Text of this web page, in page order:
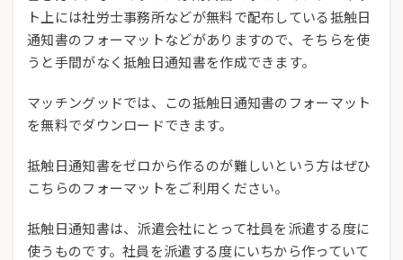
ト上には社労士事務所などが無料で配布している抵触日
通知書のフォーマットなどがありますので、そちらを使
うと手間がなく抵触日通知書を作成できます。
マッチングッドでは、この抵触日通知書のフォーマット
を無料でダウンロードできます。
抵触日通知書をゼロから作るのが難しいという方はぜひ
こちらのフォーマットをご利用ください。
抵触日通知書は、派遣会社にとって社員を派遣する度に
使うものです。社員を派遣する度にいちから作っていて